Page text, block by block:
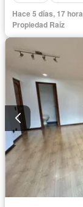
Hace 5 días, 17
Propiedad Raíz